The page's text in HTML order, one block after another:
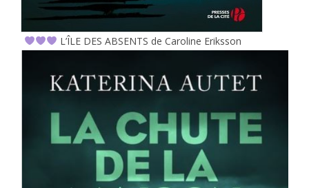
L’ÎLE DES ABSENTS de Caroline Eriksson